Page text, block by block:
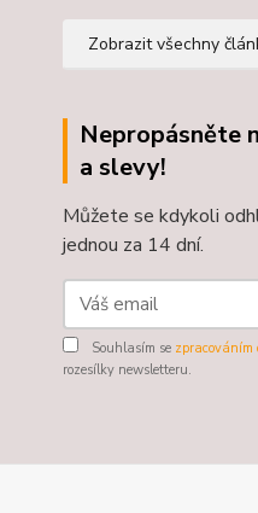
Zobrazit všechny
Nepropásněte
a slevy!
Můžete se kdykoli
jednou za 14 dní.
Souhlasím se zpracováním
rozesílky newsletteru.